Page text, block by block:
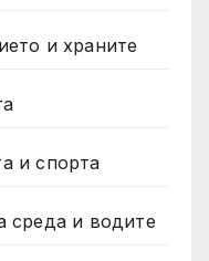
и храните
и спорта
среда и водите